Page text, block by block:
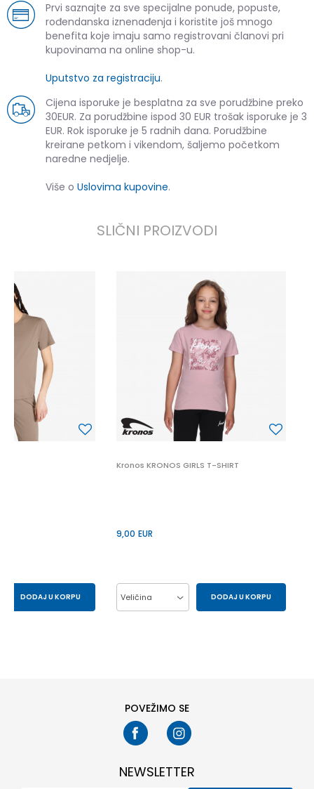
Prvi saznajte za sve specijalne ponude, popuste,
rođendanska iznenađenja i koristite još mnogo
benefita koje imaju samo registrovani članovi pri
kupovinama na online shop-u.
Uputstvo za registraciju.
Cijena isporuke je besplatna za sve porudžbine preko
30EUR. Za porudžbine ispod 30 EUR trošak isporuke je 3
EUR. Rok isporuke je 5 radnih dana. Porudžbine
kreirane petkom i vikendom, šaljemo početkom
naredne nedjelje.
Više o Uslovima kupovine.
SLIČNI PROIZVODI
DODAJ U KORPU
Kronos KRONOS GIRLS T-SHIRT
9,00 EUR
Veličina DODAJ U KORPU
POVEŽIMO SE
NEWSLETTER